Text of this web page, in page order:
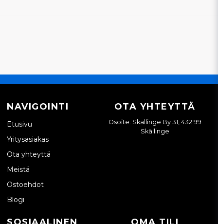
NAVIGOINTI
Etusivu
Yritysasiakas
Ota yhteyttä
Meistä
Ostoehdot
Blogi
OTA YHTEYTTÄ
Osoite: Skällinge By 31, 432 99
Skällinge